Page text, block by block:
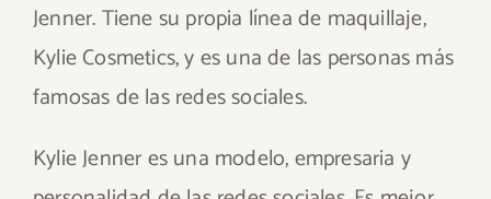
Jenner. Tiene su propia línea de maquillaje,
Kylie Cosmetics, y es una de las personas más
famosas de las redes sociales.
Kylie Jenner es una modelo, empresaria y